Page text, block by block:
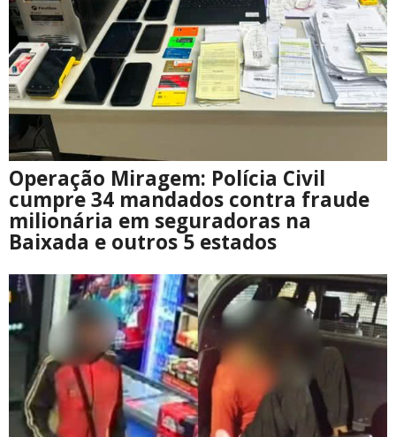
Operação Miragem: Polícia Civil
cumpre 34 mandados contra fraude
milionária em seguradoras na
Baixada e outros 5 estados